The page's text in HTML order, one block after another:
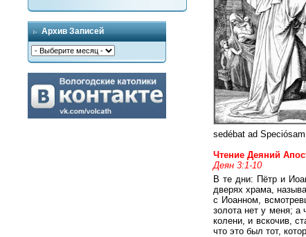
Архив Записей
sedébat ad
Чтение Деяний
Деян 3:1-10
В те дни: Пётр и
дверях храма,
с Иоанном,
золота нет у меня; а
колени, и вскочив,
что это был тот,